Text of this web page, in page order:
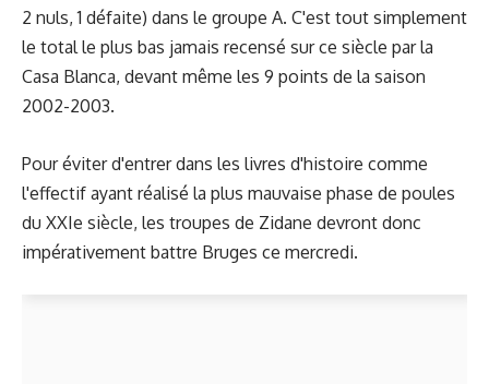
2 nuls, 1 défaite) dans le groupe A. C'est tout simplement
le total le plus bas jamais recensé sur ce siècle par la
Casa Blanca, devant même les 9 points de la saison
2002-2003.
Pour éviter d'entrer dans les livres d'histoire comme
l'effectif ayant réalisé la plus mauvaise phase de poules
du XXIe siècle, les troupes de Zidane devront donc
impérativement battre Bruges ce mercredi.